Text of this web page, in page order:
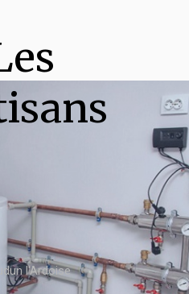
l'Ardoise